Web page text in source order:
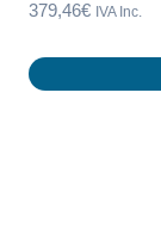
379,46€ IVA Inc.